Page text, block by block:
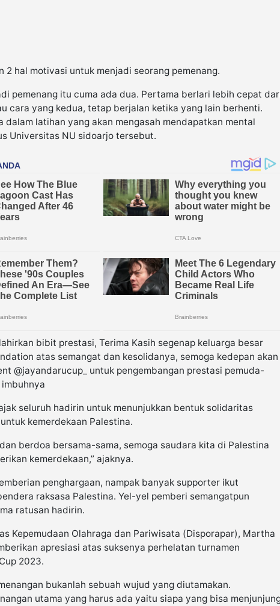
2 hal motivasi untuk menjadi seorang pemenang.
pemenang itu cuma ada dua. Pertama berlari lebih cepat
cara yang kedua, tetap berjalan ketika yang lain berhenti.
dalam latihan yang akan mengasah mendapatkan mental
Universitas NU sidoarjo tersebut.
bibit prestasi, Terima Kasih segenap keluarga besar
atas semangat dan kesolidanya, semoga kedepan akan
@jayandarucup_ untuk pengembangan prestasi pemuda-
imbuhnya
seluruh hadirin untuk menunjukkan bentuk solidaritas
kemerdekaan Palestina.
berdoa bersama-sama, semoga saudara kita di Palestina
kemerdekaan,” ajaknya.
penghargaan, nampak banyak supporter ikut
raksasa Palestina. Yel-yel pemberi semangatpun
ratusan hadirin.
Kepemudaan Olahraga dan Pariwisata (Disporapar), Martha
apresiasi atas suksenya perhelatan turnamen
2023.
bukanlah sebuah wujud yang diutamakan.
utama yang harus ada yaitu siapa yang bisa